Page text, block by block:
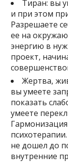
Тиран: вы
и при этом
Разрешаете
ее на
энергию в
проект,
Жертва,
вы умеете
показать
умеете
Гармонизация
не дошел до
внутренние